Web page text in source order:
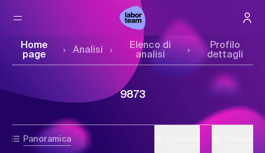
Home
page
Analisi
Elenco di
analisi
Profilo
dettagli
Panoramica
9873